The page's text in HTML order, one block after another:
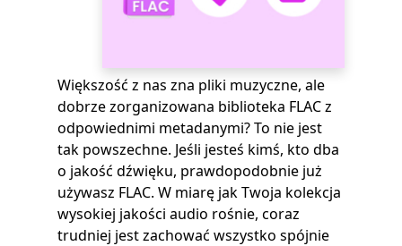
Większość z nas zna pliki muzyczne, ale
dobrze zorganizowana biblioteka FLAC z
odpowiednimi metadanymi? To nie jest
tak powszechne. Jeśli jesteś kimś, kto dba
o jakość dźwięku, prawdopodobnie już
używasz FLAC. W miarę jak Twoja kolekcja
wysokiej jakości audio rośnie, coraz
trudniej jest zachować wszystko spójnie